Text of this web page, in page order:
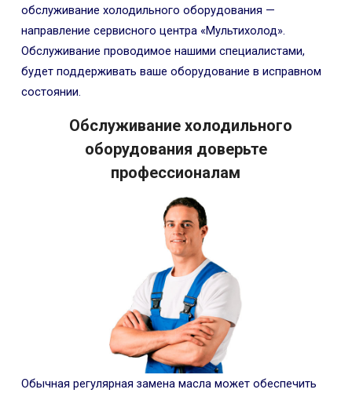
обслуживание холодильного оборудования —
направление сервисного центра «Мультихолод».
Обслуживание проводимое нашими специалистами,
будет поддерживать ваше оборудование в исправном
состоянии.
Обслуживание холодильного
оборудования доверьте
профессионалам
Обычная регулярная замена масла может обеспечить